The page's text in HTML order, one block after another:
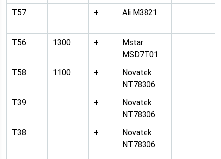
T57 + Ali M3821
T56 1300 +
Mstar
MSD7T01
T58
1100 +
Novatek
NT78306
T39
+
Novatek
NT78306
T38
+
Novatek
NT78306